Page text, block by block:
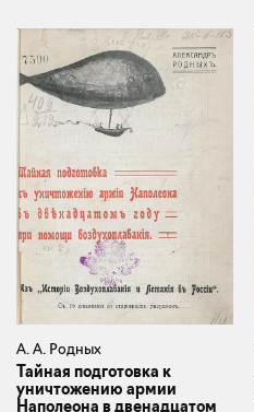
А. А. Родных
Тайная подготовка к
уничтожению армии
Наполеона в двенадцатом